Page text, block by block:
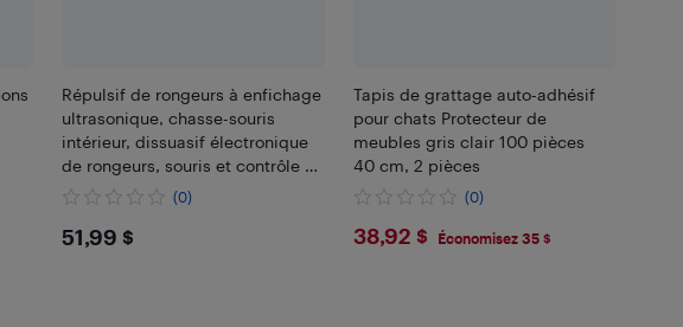
Répulsif de rongeurs à enfichage
ultrasonique, chasse-souris
intérieur, dissuasif électronique
de rongeurs, souris et contrôle de
l'écureuil pour la cuisine de
(0)
$51.99
51,99 $
Tapis de grattage auto-adhésif
pour chats Protecteur de
meubles gris clair 100 pièces
40 cm, 2 pièces
(0)
$38.92
38,92 $ Économisez 35 $